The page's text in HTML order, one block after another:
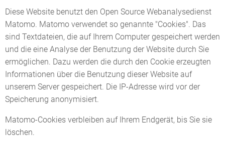
Diese Website benutzt den Open Source Webanalysedienst
Matomo. Matomo verwendet so genannte "Cookies". Das
sind Textdateien, die auf Ihrem Computer gespeichert werden
und die eine Analyse der Benutzung der Website durch Sie
ermöglichen. Dazu werden die durch den Cookie erzeugten
Informationen über die Benutzung dieser Website auf
unserem Server gespeichert. Die IP-Adresse wird vor der
Speicherung anonymisiert.
Matomo-Cookies verbleiben auf Ihrem Endgerät, bis Sie sie
löschen.